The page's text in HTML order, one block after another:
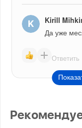
Kirill
Да уже
Ответить